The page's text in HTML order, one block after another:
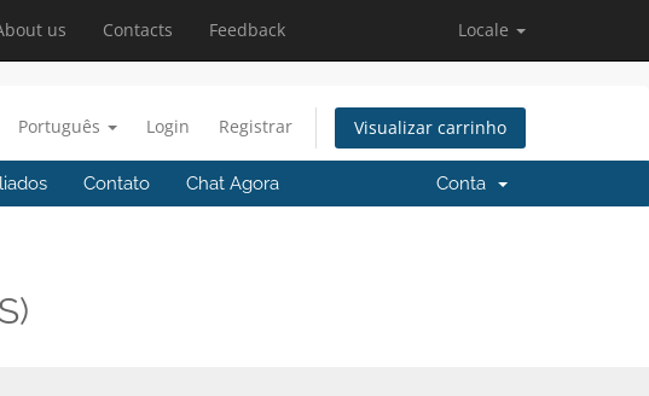
us Contacts Feedback Locale
Português Login Registrar Visualizar carrinho
Contato Chat Agora Conta